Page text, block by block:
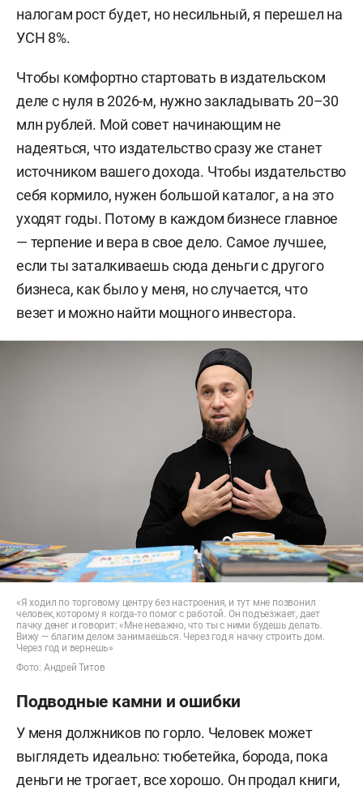
налогам рост будет, но несильный, я перешел на
УСН 8%.
Чтобы комфортно стартовать в издательском
деле с нуля в 2026-м, нужно закладывать 20–30
млн рублей. Мой совет начинающим не
надеяться, что издательство сразу же станет
источником вашего дохода. Чтобы издательство
себя кормило, нужен большой каталог, а на это
уходят годы. Потому в каждом бизнесе главное
— терпение и вера в свое дело. Самое лучшее,
если ты заталкиваешь сюда деньги с другого
бизнеса, как было у меня, но случается, что
везет и можно найти мощного инвестора.
«Я ходил по торговому центру без настроения, и тут мне позвонил
человек, которому я когда-то помог с работой. Он подъезжает, дает
пачку денег и говорит: «Мне неважно, что ты с ними будешь делать.
Вижу — благим делом занимаешься. Через год я начну строить дом.
Через год и вернешь»
Фото: Андрей Титов
Подводные камни и ошибки
У меня должников по горло. Человек может
выглядеть идеально: тюбетейка, борода, пока
деньги не трогает, все хорошо. Он продал книги,